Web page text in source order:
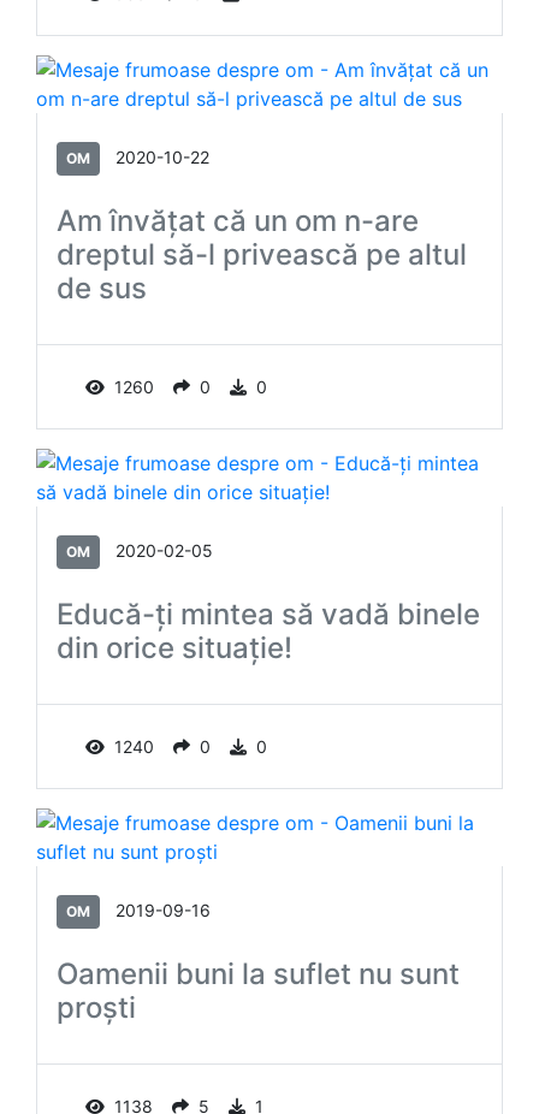
OM 2020-10-22
Am învăţat că un om n-are
dreptul să-l privească pe altul
de sus
1260 0 0
OM 2020-02-05
Educă-ți mintea să vadă binele
din orice situație!
1240 0 0
OM 2019-09-16
Oamenii buni la suflet nu sunt
proști
1138 5 1